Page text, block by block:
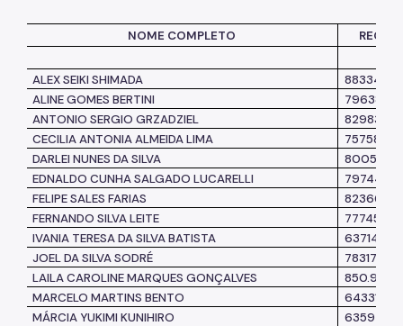
NOME COMPLETO
ALEX SEIKI SHIMADA
8833451
ALINE GOMES BERTINI
7963840
ANTONIO SERGIO GRZADZIEL
8298394
CECILIA ANTONIA ALMEIDA LIMA
757580-7
DARLEI NUNES DA SILVA
8005761
EDNALDO CUNHA SALGADO LUCARELLI
7974418
FELIPE SALES FARIAS
8236674
FERNANDO SILVA LEITE
7774567
IVANIA TERESA DA SILVA BATISTA
JOEL DA SILVA SODRÉ
7831749
LAILA CAROLINE MARQUES GONÇALVES
850.933.6
MARCELO MARTINS BENTO
6433162
MÁRCIA YUKIMI KUNIHIRO
6359256